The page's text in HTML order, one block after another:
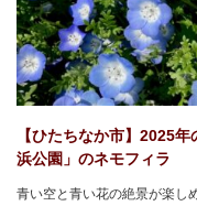
【ひたちなか市】2025
浜公園」のネモフィラ
青い空と青い花の絶景が楽し